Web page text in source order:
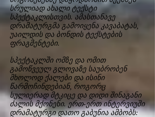
სრულიად ახალი ტექსტი
სპექტაკლისთვის. ამასთანავე
დრამატურგმა გამოიყენა კავაბატას,
უაილდის და ბონდის ტექსტების
ფრაგმენტები.
სპექტაკლში ომზე და ომით
გამოწვეულ გლოვაზე საუბრობენ
მხოლოდ ქალები და ისინი
წარმოჩინდებიან, როგორც
სულიერად მტკიცე და დიდი შინაგანი
ძალის მქონენი. ერთ-ერთ ინტერვიუში
დრამატურგი დათო გაბუნია ამბობს: